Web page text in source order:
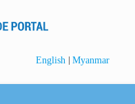
English | Myanmar